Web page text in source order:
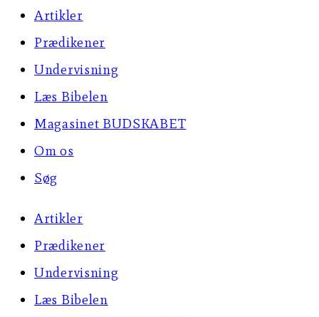
Artikler
Prædikener
Undervisning
Læs Bibelen
Magasinet BUDSKABET
Om os
Søg
Artikler
Prædikener
Undervisning
Læs Bibelen